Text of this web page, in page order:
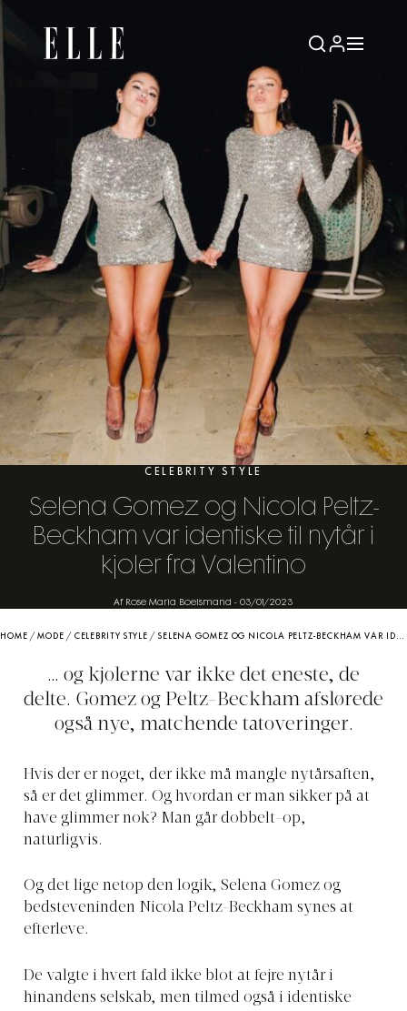
CELEBRITY STYLE
Selena Gomez og Nicola Peltz-
Beckham var identiske til nytår i
kjoler fra Valentino
Af Rose Maria Boelsmand - 03/01/2023
HOME /MODE / CELEBRITY STYLE / SELENA GOMEZ OG NICOLA PELTZ-BECKHAM VAR IDENTISKE TIL NYTÅR I KJOLER FRA VALENTINO
… og kjolerne var ikke det eneste, de
delte. Gomez og Peltz-Beckham afslørede
også nye, matchende tatoveringer.
Hvis der er noget, der ikke må mangle nytårsaften,
så er det glimmer. Og hvordan er man sikker på at
have glimmer nok? Man går dobbelt-op,
naturligvis.
Og det lige netop den logik, Selena Gomez og
bedsteveninden Nicola Peltz-Beckham synes at
efterleve.
De valgte i hvert fald ikke blot at fejre nytår i
hinandens selskab, men tilmed også i identiske